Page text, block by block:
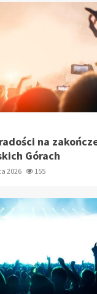
na
Górach
2026 155